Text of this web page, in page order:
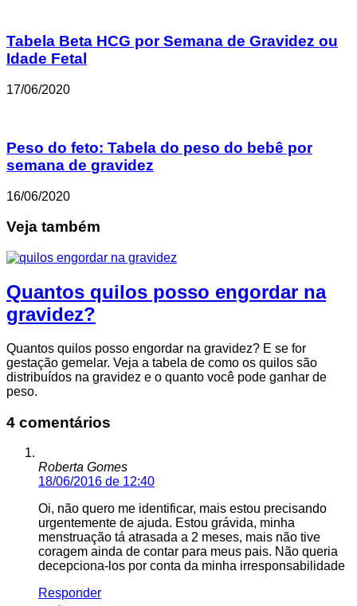
Tabela Beta HCG por Semana de Gravidez ou
Idade Fetal
17/06/2020
Peso do feto: Tabela do peso do bebê por
semana de gravidez
16/06/2020
Veja também
Quantos quilos posso engordar na
gravidez?
Quantos quilos posso engordar na gravidez? E se for
gestação gemelar. Veja a tabela de como os quilos são
distribuídos na gravidez e o quanto você pode ganhar de
peso.
4 comentários
Roberta Gomes
18/06/2016 de 12:40
Oi, não quero me identificar, mais estou precisando
urgentemente de ajuda. Estou grávida, minha
menstruação tá atrasada a 2 meses, mais não tive
coragem ainda de contar para meus pais. Não queria
decepciona-los por conta da minha irresponsabilidade
Responder